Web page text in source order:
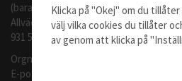
(barafilter.se)
Allvädersgränd 35
931 52 SKELLEFTEÅ
Orgnr: 559062-1370
E-post:
Klicka på "Okej" om du
välj vilka cookies du tillåter
av genom att klicka på